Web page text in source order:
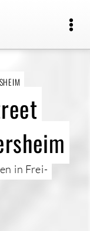
in Frei-